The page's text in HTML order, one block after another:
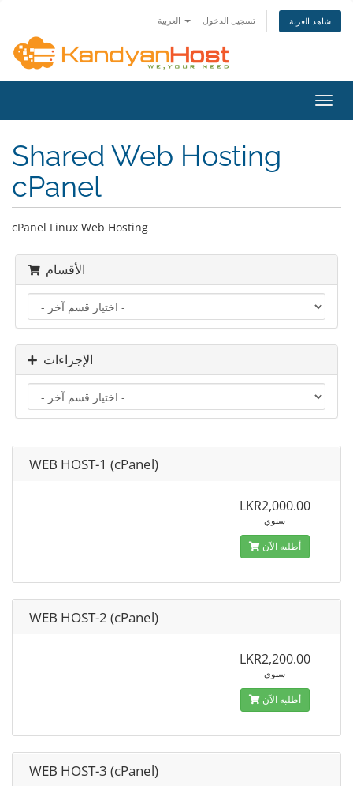
تسجيل الدخول شاهد العربة
تبديل
التنقل
Shared Web Hosting
cPanel
cPanel Linux Web Hosting
الأقسام
الإجراءات
WEB HOST-1 (cPanel)
LKR2,000.00
سنوي
أطلبه الآن
WEB HOST-2 (cPanel)
LKR2,200.00
سنوي
أطلبه الآن
WEB HOST-3 (cPanel)